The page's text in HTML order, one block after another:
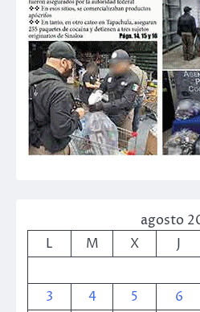
agosto
L
M X J
3
4 5 6